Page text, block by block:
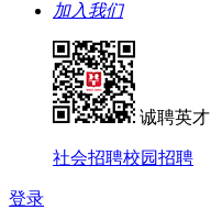
加入我们
诚聘英才
社会招聘校园招聘
登录